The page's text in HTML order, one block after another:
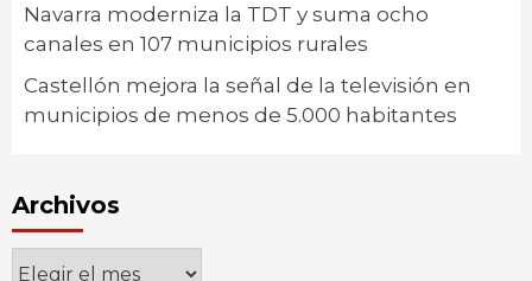
Navarra moderniza la TDT y suma ocho
canales en 107 municipios rurales
Castellón mejora la señal de la televisión en
municipios de menos de 5.000 habitantes
Archivos